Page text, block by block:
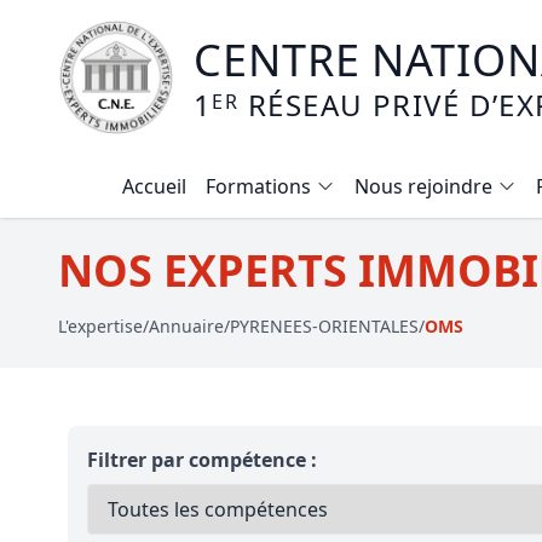
CENTRE
1 ER RÉSEAU PRIVÉ
Accueil
Formations
Formation expertise immobilière /
Expertise local commercial
Mise en copropriété
Expertise terrains agricoles,
Nous rejoindre
NOS EXPERTS
L'expertise/Annuaire/PYRENEES-ORIENTALES/OMS
Filtrer par compétence :